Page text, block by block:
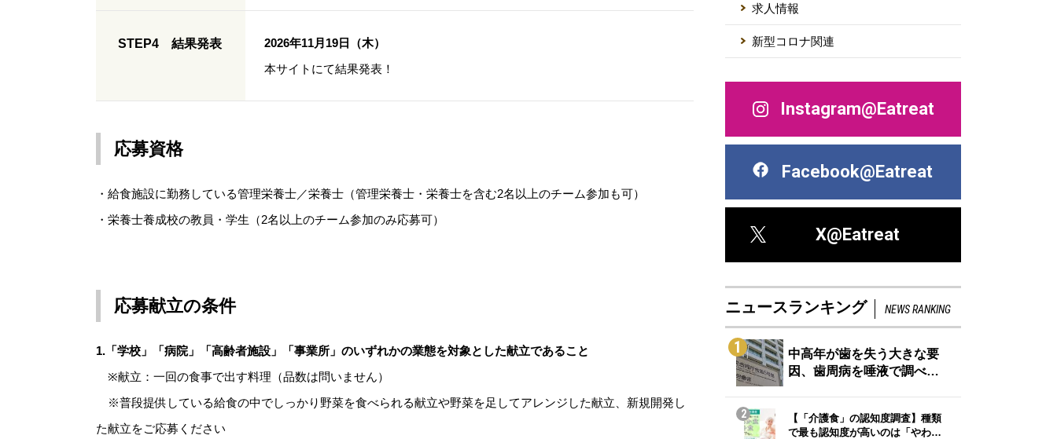
STEP4 結果発表
2026年11月19日（木）
本サイトにて結果発表！
応募資格
・給食施設に勤務している管理栄養士／栄養士（管理栄養士・栄養士を含む2名以上のチーム参加も可）
・栄養士養成校の教員・学生（2名以上のチーム参加のみ応募可）
応募献立の条件
1.「学校」「病院」「高齢者施設」「事業所」のいずれかの業態を対象とした献立であること
※献立：一回の食事で出す料理（品数は問いません）
※普段提供している給食の中でしっかり野菜を食べられる献立や野菜を足してアレンジした献立、新規開発し
た献立をご応募ください
求人情報
新型コロナ関連
Instagram@Eatreat
Facebook@Eatreat
X@Eatreat
ニュースランキング NEWS RANKING
1
中高年が歯を失う大きな要
因、歯周病を唾液で調べ…
2
【「介護食」の認知度調査】種類
で最も認知度が高いのは「やわ…